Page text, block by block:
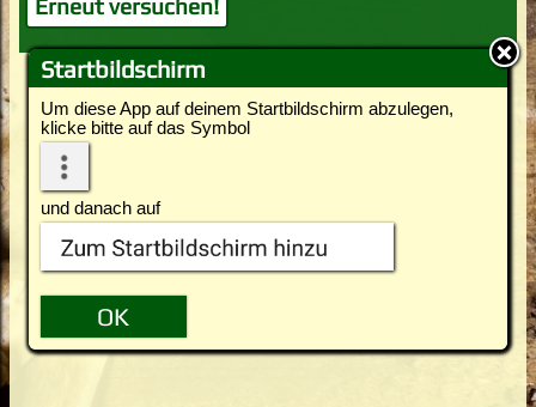
Startbildschirm
Um diese App auf deinem Startbildschirm abzulegen,
klicke bitte auf das Symbol
und danach auf
Erneut versuchen!